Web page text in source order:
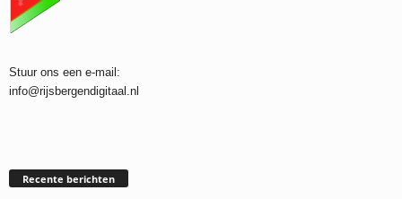
Stuur ons een e-mail:
info@rijsbergendigitaal.nl
Recente berichten